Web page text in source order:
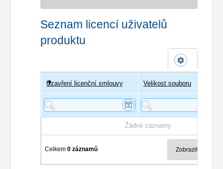
Seznam licencí uživatelů
produktu
Uživatel
Uzavření licenční smlouvy Velikost souboru
Žádné záznamy
Celkem0 záznamů